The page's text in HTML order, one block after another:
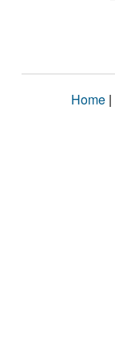
Home |